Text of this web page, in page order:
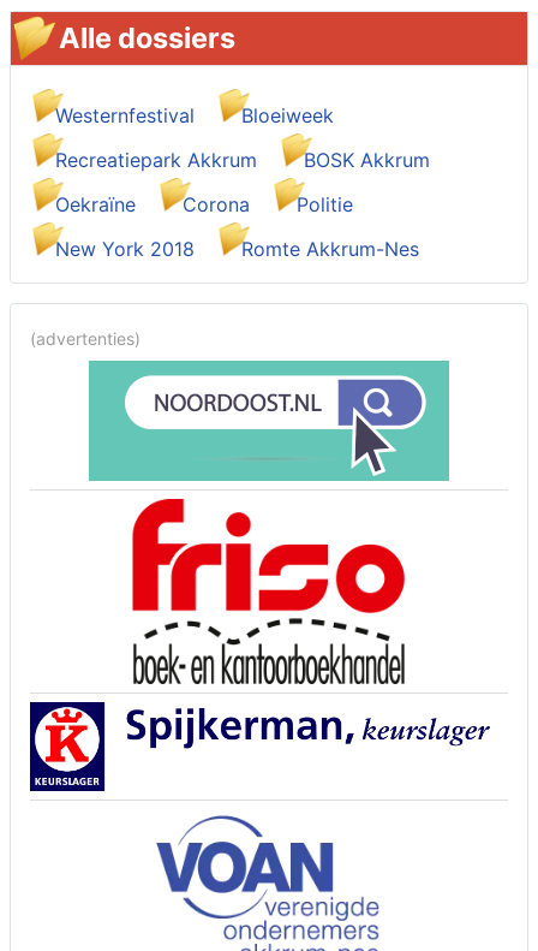
Alle dossiers
Westernfestival
Bloeiweek
Recreatiepark Akkrum
BOSK Akkrum
Oekraïne
Corona
Politie
New York 2018
Romte Akkrum-Nes
(advertenties)